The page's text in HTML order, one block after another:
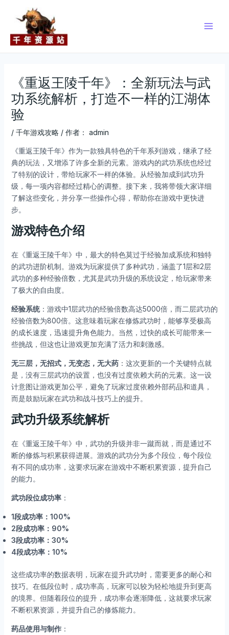
《重返王陵千年》：全新玩法与武
功系统解析，打造不一样的江湖体
验
/ 千年游戏攻略/ 作者： admin
《重返王陵千年》作为一款独具特色的千年系列游戏，继承了经
典的玩法，又增添了许多全新的元素。游戏内的武功系统也经过
了特别的设计，带给玩家不一样的体验。从经验加成到武功升
级，每一项内容都经过精心的调整。接下来，我将带领大家详细
了解这些变化，并分享一些操作心得，帮助你在游戏中更快进
步。
游戏特色介绍
在《重返王陵千年》中，最大的特色莫过于经验加成系统和独特
的武功进阶机制。游戏为玩家提供了多种武功，涵盖了1层和2层
武功的多种经验倍数，尤其是武功升级的系统设定，给玩家带来
了极大的自由度。
经验系统：游戏中1层武功的经验倍数高达5000倍，而二层武功的
经验倍数为800倍。这意味着玩家在修炼武功时，能够享受极高
的成长速度，迅速提升角色能力。当然，过快的成长可能带来一
些挑战，但这也让游戏更加充满了活力和刺激感。
无三层，无招式，无变态，无大药：这次更新的一个关键特点就
是，没有三层武功的设置，也没有过度依赖大药的元素。这一设
计意图让游戏更加公平，避免了玩家过度依赖外部药品和道具，
而是鼓励玩家在武功和战斗技巧上的提升。
武功升级系统解析
在《重返王陵千年》中，武功的升级并非一蹴而就，而是通过不
断的修炼与积累获得进展。游戏的武功分为多个段位，每个段位
有不同的成功率，这要求玩家在游戏中不断积累资源，提升自己
的能力。
武功段位成功率：
1段成功率：100%
2段成功率：90%
3段成功率：30%
4段成功率：10%
这些成功率的数据表明，玩家在提升武功时，需要更多的耐心和
技巧。在低段位时，成功率高，玩家可以较为轻松地提升到更高
的境界。但随着段位的提升，成功率会逐渐降低，这就要求玩家
不断积累资源，并提升自己的修炼能力。
药品使用与制作：
navigation